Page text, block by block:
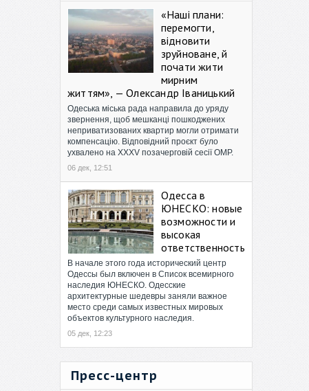
«Наші плани:
перемогти,
відновити
зруйноване, й
почати жити
мирним
життям», — Олександр Іваницький
Одеська міська рада направила до уряду
звернення, щоб мешканці пошкоджених
неприватизованих квартир могли отримати
компенсацію. Відповідний проєкт було
ухвалено на XXXV позачерговій сесії ОМР.
06 дек, 12:51
Одесса в
ЮНЕСКО: новые
возможности и
высокая
ответственность
В начале этого года исторический центр
Одессы был включен в Список всемирного
наследия ЮНЕСКО. Одесские
архитектурные шедевры заняли важное
место среди самых известных мировых
объектов культурного наследия.
05 дек, 12:23
Пресс-центр